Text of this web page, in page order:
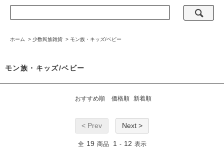
ホーム > 少数民族雑貨 > モン族・キッズ/ベビー
モン族・キッズ/ベビー
おすすめ順 価格順 新着順
< Prev Next >
全 19 商品 1 - 12 表示